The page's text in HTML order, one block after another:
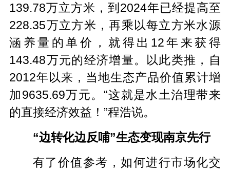
139.78万立方米，到2024年已经提高至
228.35万立方米，再乘以每立方米水源
涵养量的单价，就得出12年来获得
143.48万元的经济增量。以此类推，自
2012年以来，当地生态产品价值累计增
加9635.69万元。“这就是水土治理带来
的直接经济效益！”程浩说。
“边转化边反哺”生态变现南京先行
有了价值参考，如何进行市场化交